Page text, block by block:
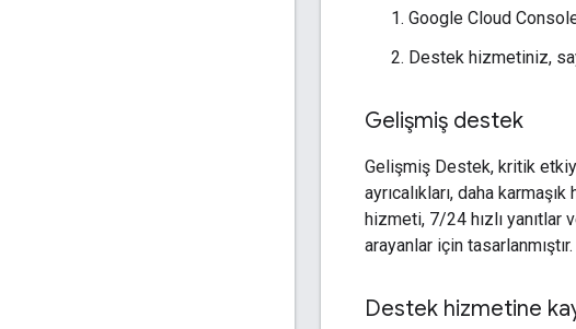
Google Cloud
Destek hizmetiniz,
Gelişmiş destek
Gelişmiş Destek, kritik
ayrıcalıkları, daha
hizmeti, 7/24 hızlı
arayanlar için
Destek hizmetine